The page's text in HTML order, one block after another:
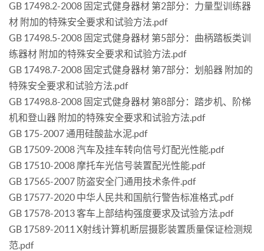
GB 17498.2-2008 固定式健身器材 第2部分：力量型训练器
材 附加的特殊安全要求和试验方法.pdf
GB 17498.5-2008 固定式健身器材 第5部分：曲柄踏板类训
练器材 附加的特殊安全要求和试验方法.pdf
GB 17498.7-2008 固定式健身器材 第7部分：划船器 附加的
特殊安全要求和试验方法.pdf
GB 17498.8-2008 固定式健身器材 第8部分：踏步机、阶梯
机和登山器 附加的特殊安全要求和试验方法.pdf
GB 175-2007 通用硅酸盐水泥.pdf
GB 17509-2008 汽车及挂车转向信号灯配光性能.pdf
GB 17510-2008 摩托车光信号装置配光性能.pdf
GB 17565-2007 防盗安全门通用技术条件.pdf
GB 17577-2020 中华人民共和国航行警告标准格式.pdf
GB 17578-2013 客车上部结构强度要求及试验方法.pdf
GB 17589-2011 X射线计算机断层摄影装置质量保证检测规
范.pdf